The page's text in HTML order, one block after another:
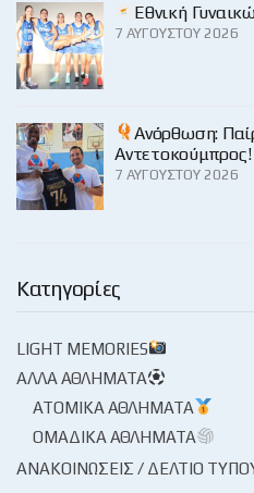
Εθνική
7 ΑΥΓΟΎΣΤΟΥ 2026
Ανόρθωση:
Αντετοκούμπρος!
7 ΑΥΓΟΎΣΤΟΥ 2026
Κατηγορίες
LIGHT MEMORIES
ΆΛΛΑ ΑΘΛΉΜΑΤΑ
ΑΤΟΜΙΚΆ ΑΘΛΉΜΑΤΑ
ΟΜΑΔΙΚΆ ΑΘΛΉΜΑΤΑ
ΑΝΑΚΟΙΝΏΣΕΙΣ / ΔΕΛΤΊΟ